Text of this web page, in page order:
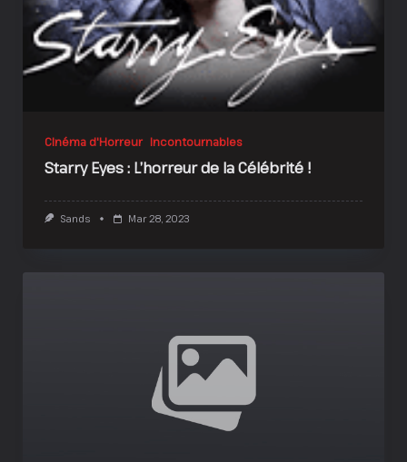
Cinéma d'Horreur Incontournables
Starry Eyes : L’horreur de la Célébrité !
Sands Mar 28, 2023